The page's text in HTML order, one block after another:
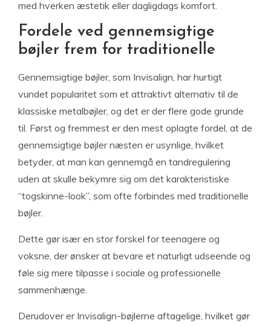
med hverken æstetik eller dagligdags komfort.
Fordele ved gennemsigtige
bøjler frem for traditionelle
Gennemsigtige bøjler, som Invisalign, har hurtigt
vundet popularitet som et attraktivt alternativ til de
klassiske metalbøjler, og det er der flere gode grunde
til. Først og fremmest er den mest oplagte fordel, at de
gennemsigtige bøjler næsten er usynlige, hvilket
betyder, at man kan gennemgå en tandregulering
uden at skulle bekymre sig om det karakteristiske
“togskinne-look”, som ofte forbindes med traditionelle
bøjler.
Dette gør især en stor forskel for teenagere og
voksne, der ønsker at bevare et naturligt udseende og
føle sig mere tilpasse i sociale og professionelle
sammenhænge.
Derudover er Invisalign-bøjlerne aftagelige, hvilket gør